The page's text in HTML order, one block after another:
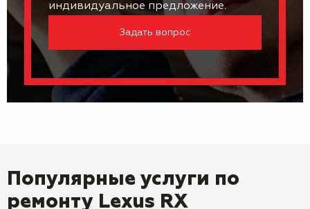
индивидуальное предложение.
Задать вопрос
Популярные услуги по
ремонту Lexus RX